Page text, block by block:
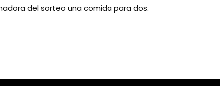
del sorteo una comida para dos.